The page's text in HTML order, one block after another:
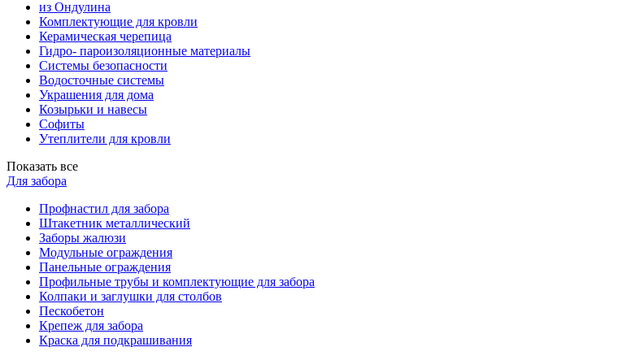
из Ондулина
Комплектующие для кровли
Керамическая черепица
Гидро- пароизоляционные материалы
Системы безопасности
Водосточные системы
Украшения для дома
Козырьки и навесы
Софиты
Утеплители для кровли
Показать все
Для забора
Профнастил для забора
Штакетник металлический
Заборы жалюзи
Модульные ограждения
Панельные ограждения
Профильные трубы и комплектующие для забора
Колпаки и заглушки для столбов
Пескобетон
Крепеж для забора
Краска для подкрашивания